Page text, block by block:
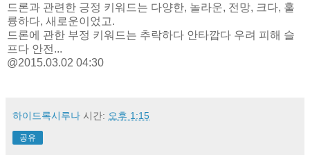
드론과 관련한 긍정 키워드는 다양한, 놀라운, 전망, 크다, 훌
륭하다, 새로운이었고.
드론에 관한 부정 키워드는 추락하다 안타깝다 우려 피해 슬
프다 안전...
@2015.03.02 04:30
하이드록시루나 시간: 오후 1:15
공유